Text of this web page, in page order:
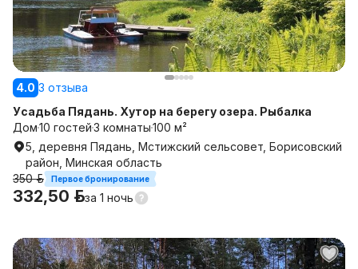
4.0 3 отзыва
Усадьба Пядань. Хутор на берегу озера. Рыбалка
Дом10 гостей3 комнаты100 м²
5, деревня Пядань, Мстижский сельсовет, Борисовский
район, Минская область
350 р.
Первое бронирование
332,50 р.за 1 ночь